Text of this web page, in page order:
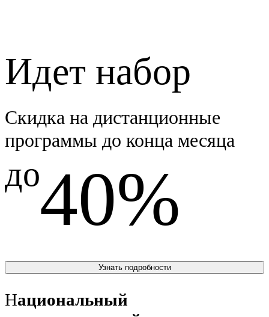
Идет набор
Скидка на дистанционные
программы до конца месяца
до40%
Узнать подробности
Национальный